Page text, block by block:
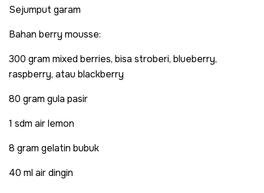
Sejumput garam
Bahan berry mousse:
300 gram mixed berries, bisa stroberi, blueberry,
raspberry, atau blackberry
80 gram gula pasir
1 sdm air lemon
8 gram gelatin bubuk
40 ml air dingin